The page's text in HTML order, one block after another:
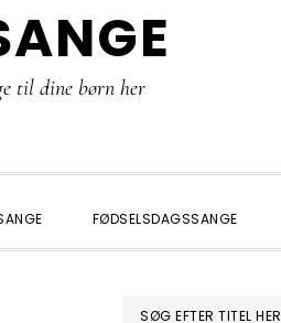
til dine børn her
FØDSELSDAGSSANGE
SØG EFTER TITEL HER